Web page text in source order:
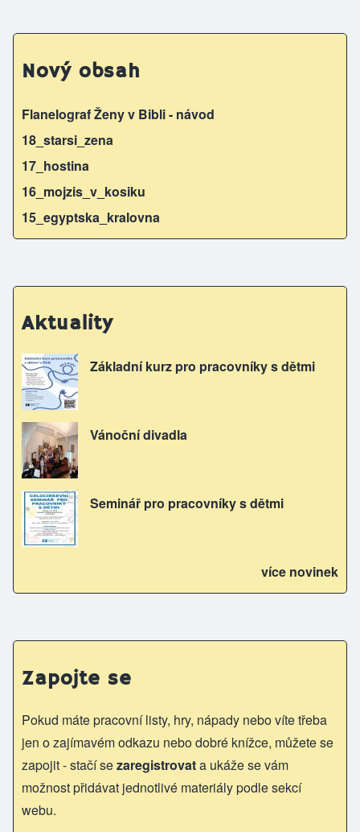
Nový obsah
Flanelograf Ženy v Bibli - návod
18_starsi_zena
17_hostina
16_mojzis_v_kosiku
15_egyptska_kralovna
Aktuality
Základní kurz pro pracovníky s dětmi
Vánoční divadla
Seminář pro pracovníky s dětmi
více novinek
Zapojte se
Pokud máte pracovní listy, hry, nápady nebo víte třeba
jen o zajímavém odkazu nebo dobré knížce, můžete se
zapojit - stačí sezaregistrovata ukáže se vám
možnost přidávat jednotlivé materiály podle sekcí
webu.